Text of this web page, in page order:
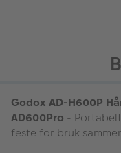
Godox AD-H600P
AD600Pro -
feste for bruk